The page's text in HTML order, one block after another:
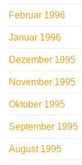
Februar 1996
Januar 1996
Dezember 1995
November 1995
Oktober 1995
September 1995
August 1995